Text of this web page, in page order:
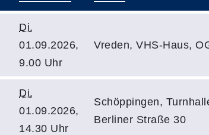
Di.
01.09.2026,
9.00 Uhr
Vreden, VHS-Haus,
Di.
01.09.2026,
14.30 Uhr
Schöppingen,
Berliner Straße 30